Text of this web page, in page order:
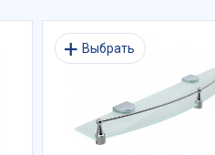
Выбрать